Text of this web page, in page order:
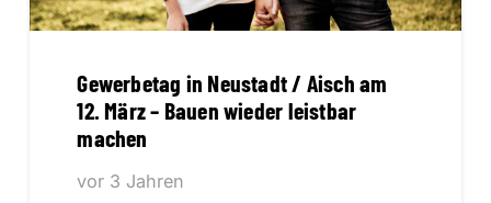
Gewerbetag in Neustadt / Aisch am
12. März – Bauen wieder leistbar
machen
vor 3 Jahren